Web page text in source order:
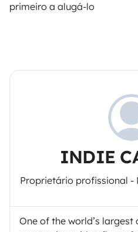
primeiro a alugá-lo
INDIE
Proprietário profissional -
One of the world’s